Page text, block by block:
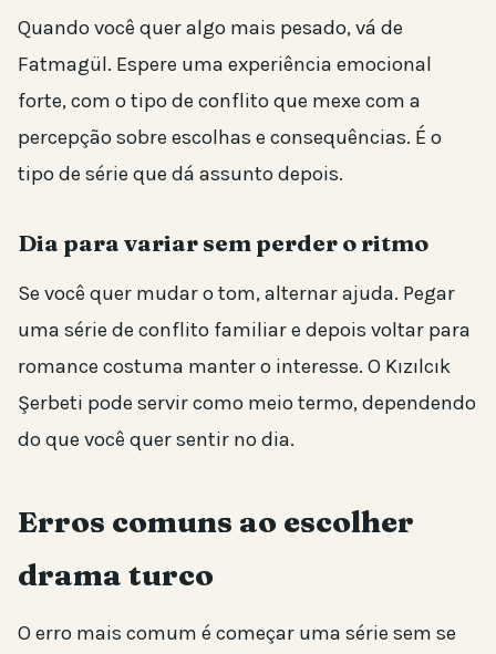
Quando você quer algo mais pesado, vá de
Fatmagül. Espere uma experiência emocional
forte, com o tipo de conflito que mexe com a
percepção sobre escolhas e consequências. É o
tipo de série que dá assunto depois.
Dia para variar sem perder o ritmo
Se você quer mudar o tom, alternar ajuda. Pegar
uma série de conflito familiar e depois voltar para
romance costuma manter o interesse. O Kızılcık
Şerbeti pode servir como meio termo, dependendo
do que você quer sentir no dia.
Erros comuns ao escolher
drama turco
O erro mais comum é começar uma série sem se